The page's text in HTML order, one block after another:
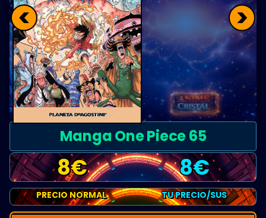
< >
Manga One Piece 65
8€ 8€
PRECIO NORMAL TU PRECIO/SUS